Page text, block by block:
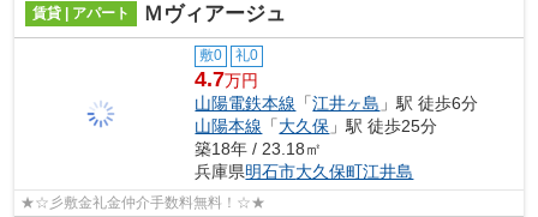
賃貸 | アパート Ｍヴィアージュ
敷0 礼0
4.7万円
山陽電鉄本線 「江井ヶ島 」駅 徒歩6分
山陽本線 「大久保 」駅 徒歩25分
築18年 / 23.18㎡
兵庫県明石市大久保町江井島
★☆彡敷金礼金仲介手数料無料！☆★